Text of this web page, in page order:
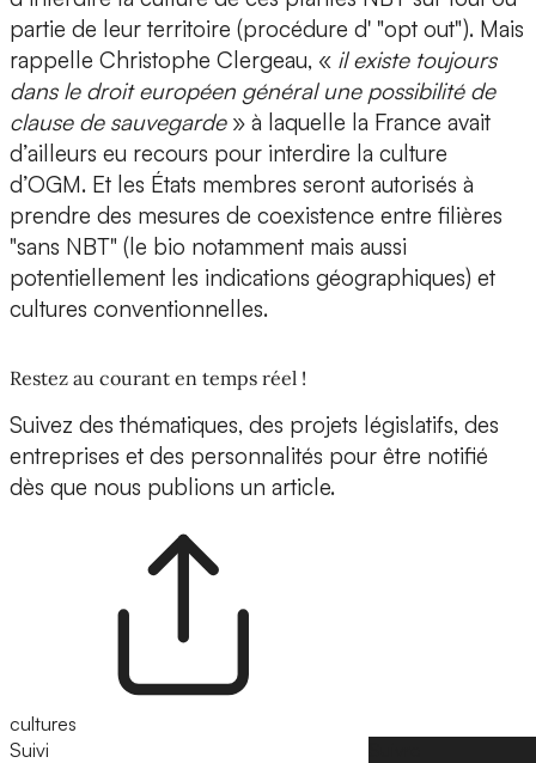
partie de leur territoire (procédure d' "opt out"). Mais
rappelle Christophe Clergeau, « il existe toujours
dans le droit européen général une possibilité de
clause de sauvegarde » à laquelle la France avait
d’ailleurs eu recours pour interdire la culture
d’OGM. Et les États membres seront autorisés à
prendre des mesures de coexistence entre filières
"sans NBT" (le bio notamment mais aussi
potentiellement les indications géographiques) et
cultures conventionnelles.
Restez au courant en temps réel !
Suivez des thématiques, des projets législatifs, des
entreprises et des personnalités pour être notifié
dès que nous publions un article.
cultures
Suivi